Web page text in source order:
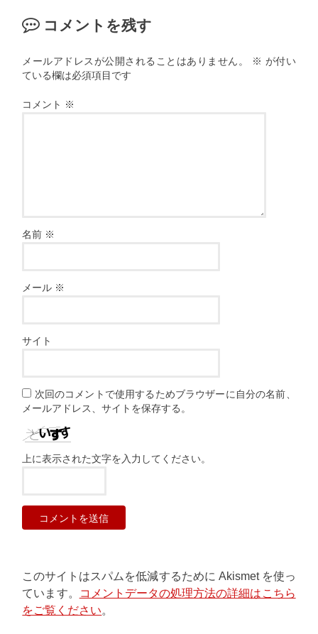
コメントを残す
メールアドレスが公開されることはありません。 ※ が付い
ている欄は必須項目です
コメント ※
名前 ※
メール ※
サイト
次回のコメントで使用するためブラウザーに自分の名前、
メールアドレス、サイトを保存する。
上に表示された文字を入力してください。
このサイトはスパムを低減するために Akismet を使っ
ています。
コメントデータの処理方法の詳細はこちら
をご覧ください。